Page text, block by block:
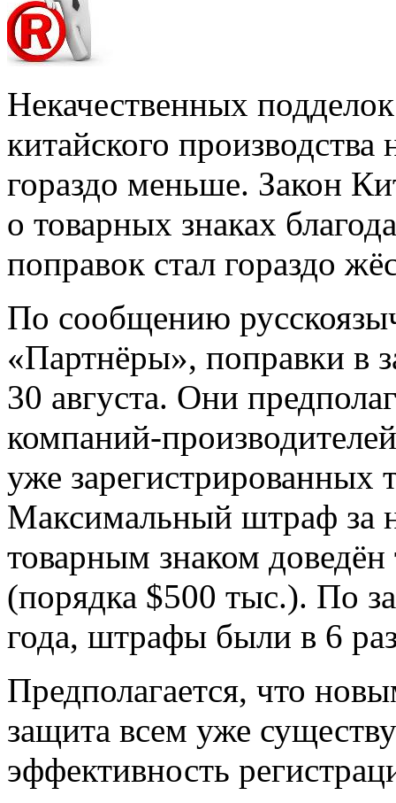
Некачественных
китайского
гораздо меньше. Закон
о товарных знаках
поправок стал гораздо
По сообщению
«Партнёры», поправки в
30 августа. Они
компаний-
уже зарегистрированных
Максимальный штраф за
товарным знаком
(порядка $500 тыс.). По
года, штрафы были в 6
Предполагается, что
защита всем уже
эффективность